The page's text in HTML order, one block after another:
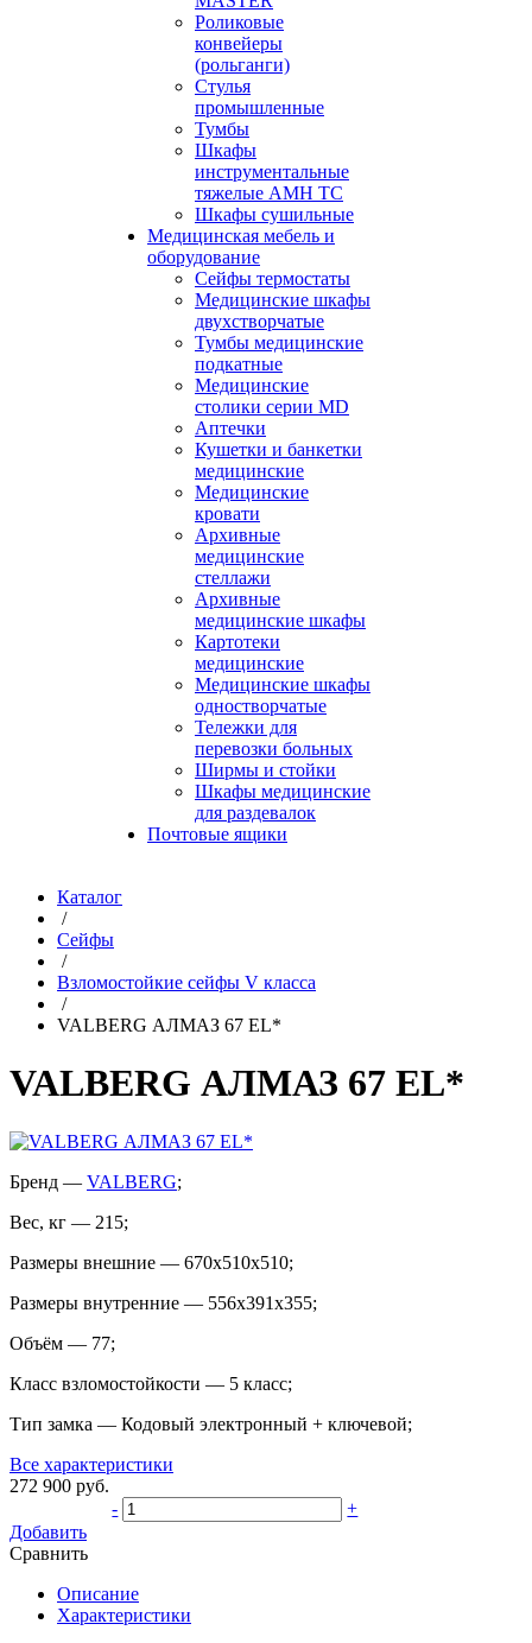
Роликовые
конвейеры
(рольганги)
Стулья
промышленные
Тумбы
Шкафы
инструментальные
тяжелые АМН ТС
Шкафы сушильные
Медицинская мебель и
оборудование
Сейфы термостаты
Медицинские шкафы
двухстворчатые
Тумбы медицинские
подкатные
Медицинские
столики серии MD
Аптечки
Кушетки и банкетки
медицинские
Медицинские
кровати
Архивные
медицинские
стеллажи
Архивные
медицинские шкафы
Картотеки
медицинские
Медицинские шкафы
одностворчатые
Тележки для
перевозки больных
Ширмы и стойки
Шкафы медицинские
для раздевалок
Почтовые ящики
Каталог
/
Сейфы
/
Взломостойкие сейфы V класса
/
VALBERG АЛМАЗ 67 EL*
VALBERG АЛМАЗ 67 EL*
Бренд — VALBERG;
Вес, кг — 215;
Размеры внешние — 670x510x510;
Размеры внутренние — 556x391x355;
Объём — 77;
Класс взломостойкости — 5 класс;
Тип замка — Кодовый электронный + ключевой;
Все характеристики
272 900 руб.
-
+
Добавить
Сравнить
Описание
Характеристики